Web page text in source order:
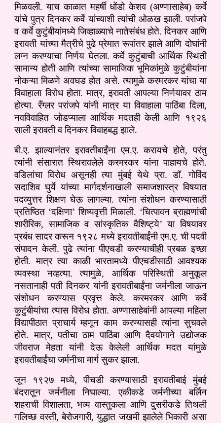
मिळवली. याच काळात महर्षी धोंडो केशव (अण्णासाहेब) कर्वे
यांचे पुत्र दिनकर कर्वे यांच्याशी त्यांची ओळख झाली. परांजपे
व कर्वे कुटुंबीयांमध्ये जिव्हाळ्याचे नातेसंबंध होते. दिनकर आणि
इरावती यांच्या मैत्रीचे पुढे प्रेमात रूपांतर झाले आणि दोघांनी
लग्न करण्याचा निर्णय घेतला. कर्वे कुटुंबाची आर्थिक स्थिती
सामान्य होती आणि त्यांच्या सामाजिक भूमिकांमुळे कुटुंबीयांना
नोकऱ्या मिळणे अवघड होत असे. त्यामुळे करमरकर यांचा या
विवाहाला विरोध होता. मात्र, इरावती आपल्या निर्णयावर ठाम
होत्या. रँग्लर परांजपे यांनी मात्र या विवाहाला पाठिंबा दिला,
नवविवाहित जोडप्याला आर्थिक मदतही केली आणि १९२६
साली इरावती व दिनकर विवाहबद्ध झाले.
बी.ए. झाल्यानंतर इरावतीबाईंना एम.ए. करायचे होते, परंतु
त्यांनी संसारात स्थिरावलेले करमरकर यांना पाहायचे होते.
वडिलांचा विरोध असूनही त्या मुंबई येथे प्रा. डॉ. गोविंद
सदाशिव घुर्ये यांच्या मार्गदर्शनाखाली समाजशास्त्र विषयात
पदव्युत्तर शिक्षण घेऊ लागल्या. त्यांना संशोधन करण्यासाठी
प्रतिष्ठित ‘दक्षिणा’ शिष्यवृत्ती मिळाली. ‘चित्पावन ब्राह्मणांची
शारीरिक, सामाजिक व सांस्कृतिक वैशिष्ट्ये’ या विषयावर
प्रबंध सादर करून १९२८ मध्ये इरावतीबाईंनी एम.ए. ची पदवी
संपादन केली. पुढे त्यांना पीएचडी करण्याचीही प्रबळ इच्छा
होती. मात्र त्या काळी भारतामध्ये पीएचडीसाठी आवश्यक
व्यवस्था नव्हत्या. त्यामुळे, आर्थिक परिस्थिती अनुकूल
नसतानाही पती दिनकर यांनी इरावतीबाईंना जर्मनीला जाऊन
संशोधन करण्यास प्रवृत्त केले. करमरकर आणि कर्वे
कुटुंबीयांचा त्यास विरोध होता. अण्णासाहेबांनी आपल्या महिला
विद्यापीठात प्राचार्य म्हणून काम करण्यासही त्यांना सुचवले
होते. मात्र, पतीचा ठाम पाठिंबा आणि दैवयोगाने उद्योजक
जीवराज मेहता यांनी देऊ केलेली आर्थिक मदत यांमुळे
इरावतीबाईंचा जर्मनीचा मार्ग सुकर झाला.
जून १९२७ मध्ये, पीचडी करण्यासाठी इरावतीबाई मुंबई
बंदरातून जर्मनीला निघाल्या. एकीकडे जर्मनीच्या बर्लिन
शहराची विशालता, भव्य वास्तुकला आणि दुसरीकडे तिथली
गलिच्छ वस्ती, बेरोजगारी, युद्धात जखमी झालेले भिकारी असा